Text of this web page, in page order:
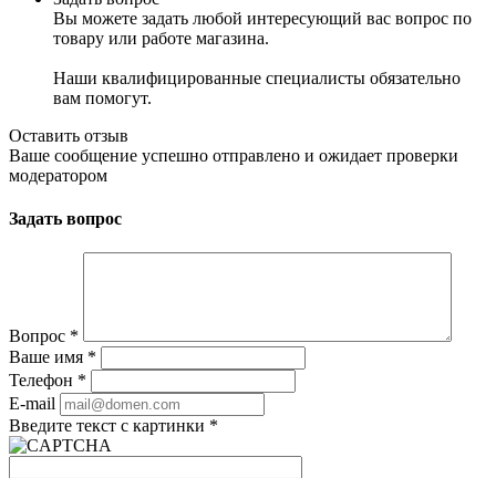
Вы можете задать любой интересующий вас вопрос по
товару или работе магазина.
Наши квалифицированные специалисты обязательно
вам помогут.
Оставить отзыв
Ваше сообщение успешно отправлено и ожидает проверки
модератором
Задать вопрос
Вопрос *
Ваше имя *
Телефон *
E-mail
Введите текст с картинки *